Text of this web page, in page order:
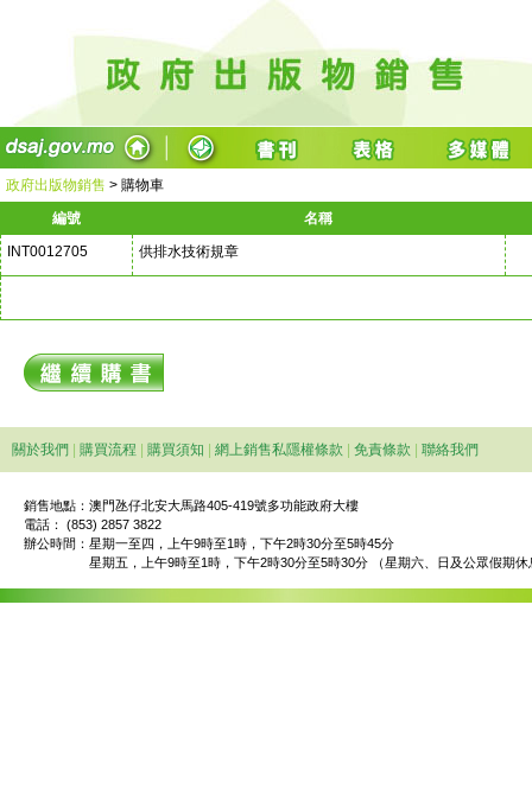
政府出版物銷售 > 購物車
編號
名稱
INT0012705
供排水技術規章
關於我們 購買流程 購買須知 網上銷售私隱權條款 免責條款 聯絡我們
銷售地點：澳門氹仔北安大馬路405-419號多功能政府大樓
電話： (853) 2857 3822
辦公時間： 星期一至四，上午9時至1時，下午2時30分至5時45分
星期五，上午9時至1時，下午2時30分至5時30分 （星期六、日及公眾假期休